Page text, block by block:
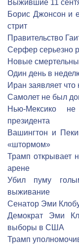
Выжившие 11
Борис Джонсон и
стрит
Правительство
Серфер серьезно
Новые
Один день в
Иран заявляет что
Самолет не был
Нью-Мексико
президента
Вашингтон и
«штормом»
Трамп открывает
арене
Убил пуму
выживание
Сенатор Эми
Демократ Эми
выборы в США
Трамп